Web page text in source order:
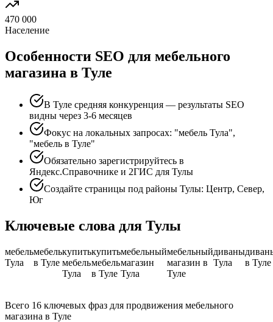
470 000
Население
Особенности SEO для мебельного
магазина в Туле
В Туле средняя конкуренция — результаты SEO
видны через 3-6 месяцев
Фокус на локальных запросах: "мебель Тула",
"мебель в Туле"
Обязательно зарегистрируйтесь в
Яндекс.Справочнике и 2ГИС для Тулы
Создайте страницы под районы Тулы: Центр, Север,
Юг
Ключевые слова для Тулы
мебель
Тула
мебель
в Туле
купить
мебель
Тула
купить
мебель
в Туле
мебельный
магазин
Тула
мебельный
магазин в
Туле
диваны
Тула
в Туле
Всего 16 ключевых фраз для продвижения мебельного
магазина в Туле